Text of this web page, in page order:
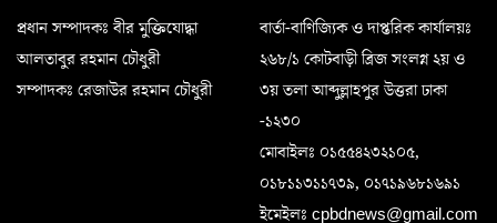
প্রধান সম্পাদকঃ বীর মুক্তিযোদ্ধা
আলতাবুর রহমান চৌধুরী
সম্পাদকঃ রেজাউর রহমান চৌধুরী
বার্তা-বাণিজ্যিক ও দাপ্তরিক কার্যালয়ঃ
২৬৮/১ কোটবাড়ী ব্রিজ সংলগ্ন ২য় ও
৩য় তলা আব্দুল্লাহপুর উত্তরা ঢাকা
-১২৩০
মোবাইলঃ ০১৫৫৪২৩২১০৫,
০১৮১১৩১১৭৩৯, ০১৭১৯৬৮১৬৯১
ইমেইলঃ cpbdnews@gmail.com